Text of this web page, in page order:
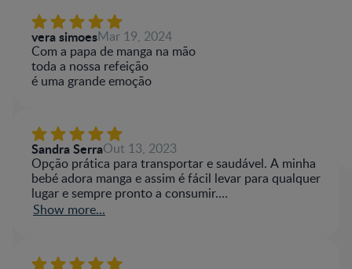
vera simoesMar 19, 2024
Com a papa de manga na mão
toda a nossa refeição
é uma grande emoção
Sandra SerraOut 13, 2023
Opção prática para transportar e saudável. A minha
bebé adora manga e assim é fácil levar para qualquer
lugar e sempre pronto a consumir.
Com a vantagem de ser 100% fruta e não ter
Show more...